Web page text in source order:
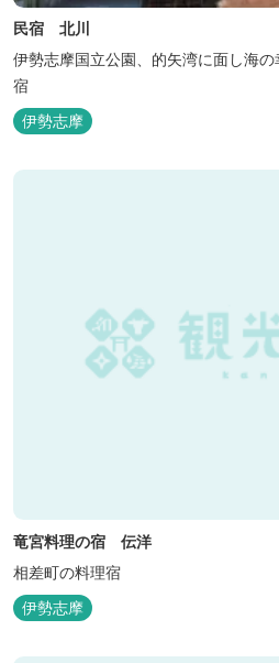
民宿 北川
伊勢志摩国立公園、的矢湾に面し海
宿
伊勢志摩
竜宮料理の宿 伝洋
相差町の料理宿
伊勢志摩